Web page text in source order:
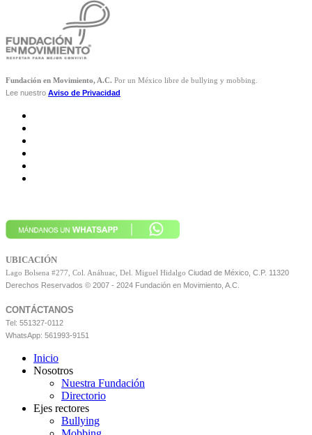
Fundación en Movimiento, A.C. Por un México libre de bullying y mobbing.
Lee nuestro Aviso de Privacidad
UBICACIÓN
Lago Bolsena #277, Col. Anáhuac, Del. Miguel Hidalgo Ciudad de México, C.P. 11320
Derechos Reservados © 2007 - 2024 Fundación en Movimiento, A.C.
CONTÁCTANOS
Tel: 551327-0112
WhatsApp: 561993-9151
Inicio
Nosotros
Nuestra Fundación
Directorio
Ejes rectores
Bullying